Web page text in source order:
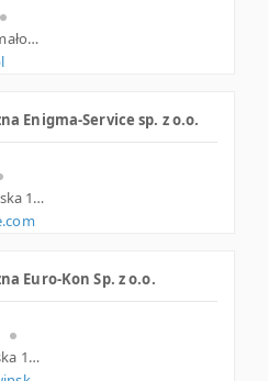
31-054 Kraków, Dietla 67, małopolskie
Enigma-Service sp. z o.o.
62-800 Kalisz, ul. Serbinowska 1A, wielkopolskie
Euro-Kon Sp. z o.o.
50-512 Wrocław, Tarnogajska 11-13, woj. Dolnośląskie, pow. Wrocław, gm. Wrocław